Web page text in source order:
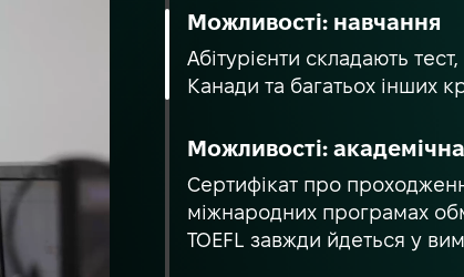
Можливості: навчання
Абітурієнти складають
Канади та багатьох інших
Можливості:
Сертифікат про
міжнародних програмах
TOEFL завжди йдеться у